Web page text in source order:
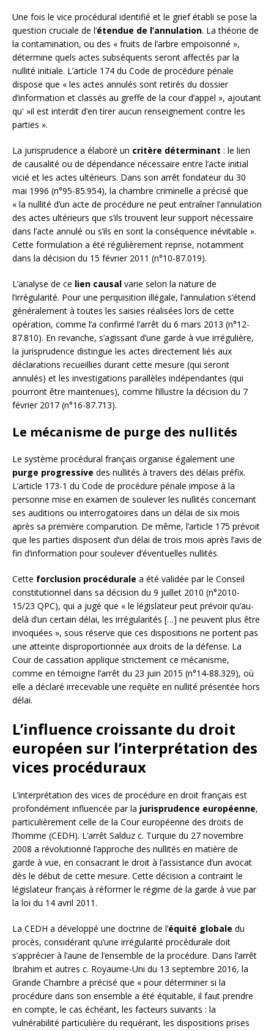
Une fois le vice procédural identifié et le grief établi se pose la
question cruciale de l’étendue de l’annulation. La théorie de
la contamination, ou des « fruits de l’arbre empoisonné »,
détermine quels actes subséquents seront affectés par la
nullité initiale. L’article 174 du Code de procédure pénale
dispose que « les actes annulés sont retirés du dossier
d’information et classés au greffe de la cour d’appel », ajoutant
qu' »il est interdit d’en tirer aucun renseignement contre les
parties ».
La jurisprudence a élaboré un critère déterminant : le lien
de causalité ou de dépendance nécessaire entre l’acte initial
vicié et les actes ultérieurs. Dans son arrêt fondateur du 30
mai 1996 (n°95-85.954), la chambre criminelle a précisé que
« la nullité d’un acte de procédure ne peut entraîner l’annulation
des actes ultérieurs que s’ils trouvent leur support nécessaire
dans l’acte annulé ou s’ils en sont la conséquence inévitable ».
Cette formulation a été régulièrement reprise, notamment
dans la décision du 15 février 2011 (n°10-87.019).
L’analyse de ce lien causal varie selon la nature de
l’irrégularité. Pour une perquisition illégale, l’annulation s’étend
généralement à toutes les saisies réalisées lors de cette
opération, comme l’a confirmé l’arrêt du 6 mars 2013 (n°12-
87.810). En revanche, s’agissant d’une garde à vue irrégulière,
la jurisprudence distingue les actes directement liés aux
déclarations recueillies durant cette mesure (qui seront
annulés) et les investigations parallèles indépendantes (qui
pourront être maintenues), comme l’illustre la décision du 7
février 2017 (n°16-87.713).
Le mécanisme de purge des nullités
Le système procédural français organise également une
purge progressive des nullités à travers des délais préfix.
L’article 173-1 du Code de procédure pénale impose à la
personne mise en examen de soulever les nullités concernant
ses auditions ou interrogatoires dans un délai de six mois
après sa première comparution. De même, l’article 175 prévoit
que les parties disposent d’un délai de trois mois après l’avis de
fin d’information pour soulever d’éventuelles nullités.
Cette forclusion procédurale a été validée par le Conseil
constitutionnel dans sa décision du 9 juillet 2010 (n°2010-
15/23 QPC), qui a jugé que « le législateur peut prévoir qu’au-
delà d’un certain délai, les irrégularités […] ne peuvent plus être
invoquées », sous réserve que ces dispositions ne portent pas
une atteinte disproportionnée aux droits de la défense. La
Cour de cassation applique strictement ce mécanisme,
comme en témoigne l’arrêt du 23 juin 2015 (n°14-88.329), où
elle a déclaré irrecevable une requête en nullité présentée hors
délai.
L’influence croissante du droit
européen sur l’interprétation des
vices procéduraux
L’interprétation des vices de procédure en droit français est
profondément influencée par la jurisprudence européenne,
particulièrement celle de la Cour européenne des droits de
l’homme (CEDH). L’arrêt Salduz c. Turquie du 27 novembre
2008 a révolutionné l’approche des nullités en matière de
garde à vue, en consacrant le droit à l’assistance d’un avocat
dès le début de cette mesure. Cette décision a contraint le
législateur français à réformer le régime de la garde à vue par
la loi du 14 avril 2011.
La CEDH a développé une doctrine de l’équité globale du
procès, considérant qu’une irrégularité procédurale doit
s’apprécier à l’aune de l’ensemble de la procédure. Dans l’arrêt
Ibrahim et autres c. Royaume-Uni du 13 septembre 2016, la
Grande Chambre a précisé que « pour déterminer si la
procédure dans son ensemble a été équitable, il faut prendre
en compte, le cas échéant, les facteurs suivants : la
vulnérabilité particulière du requérant, les dispositions prises